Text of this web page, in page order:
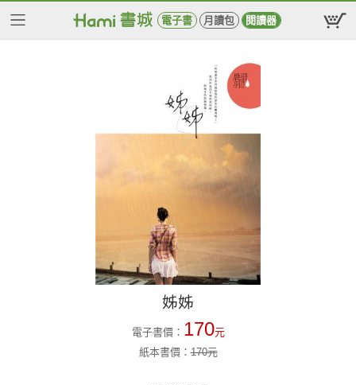
電子書 月讀包 閱讀器
姊姊
電子書價： 170元
紙本書價：170元